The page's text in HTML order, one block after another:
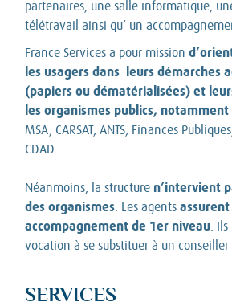
partenaires, une salle informatique,
télétravail ainsi qu’ un
France Services a pour mission
les usagers dans leurs démarches
(papiers ou dématérialisées) et
les organismes publics, notamment
MSA, CARSAT, ANTS, Finances
CDAD.
Néanmoins, la structure n’intervient
des organismes . Les agents
accompagnement de 1er niveau .
vocation à se substituer à un conseiller
SERVICES